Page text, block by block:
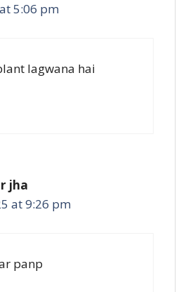
5:06 pm
lagwana hai
jha
at 9:26 pm
panp